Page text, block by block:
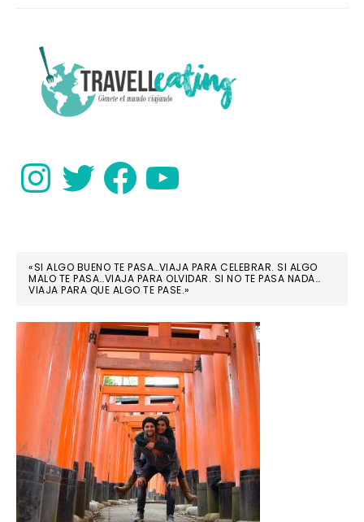
recomendados
PRIMARY
SIDEBAR
InstagramTwitter FacebookYouTube
«SI ALGO BUENO TE PASA…VIAJA PARA CELEBRAR. SI ALGO
MALO TE PASA…VIAJA PARA OLVIDAR. SI NO TE PASA NADA…
VIAJA PARA QUE ALGO TE PASE.»